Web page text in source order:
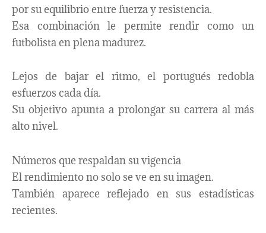
por su equilibrio entre fuerza y resistencia.
Esa combinación le permite rendir como un
futbolista en plena madurez.
Lejos de bajar el ritmo, el portugués redobla
esfuerzos cada día.
Su objetivo apunta a prolongar su carrera al más
alto nivel.
Números que respaldan su vigencia
El rendimiento no solo se ve en su imagen.
También aparece reflejado en sus estadísticas
recientes.